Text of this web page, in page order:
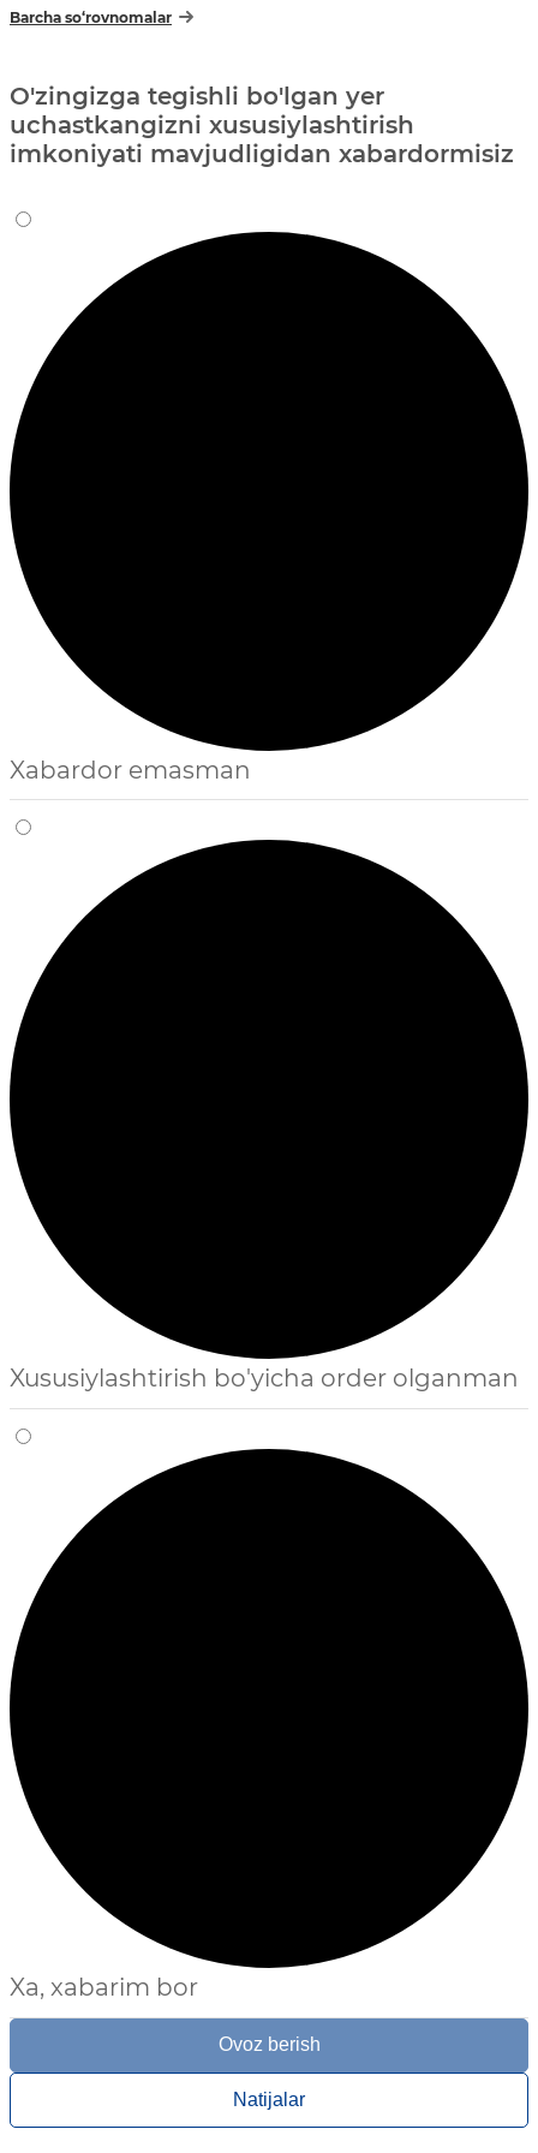
Barcha so‘rovnomalar
O'zingizga tegishli bo'lgan yer
uchastkangizni xususiylashtirish
imkoniyati mavjudligidan xabardormisiz
Xabardor emasman
Xususiylashtirish bo'yicha order olganman
Xa, xabarim bor
Ovoz berish
Natijalar